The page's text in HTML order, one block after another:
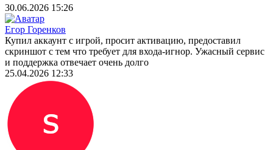
30.06.2026 15:26
Егор Горенков
Купил аккаунт с игрой, просит активацию, предоставил
скриншот с тем что требует для входа-игнор. Ужасный сервис
и поддержка отвечает очень долго
25.04.2026 12:33